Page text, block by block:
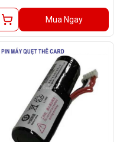
Mua Ngay